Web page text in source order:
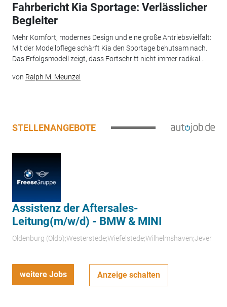
Fahrbericht Kia Sportage: Verlässlicher
Begleiter
Mehr Komfort, modernes Design und eine große Antriebsvielfalt:
Mit der Modellpflege schärft Kia den Sportage behutsam nach.
Das Erfolgsmodell zeigt, dass Fortschritt nicht immer radikal...
von Ralph M. Meunzel
STELLENANGEBOTE
Assistenz der Aftersales-
Leitung(m/w/d) - BMW & MINI
Oldenburg (Oldb);Westerstede;Wiefelstede;Wilhelmshaven;Jever
weitere Jobs Anzeige schalten